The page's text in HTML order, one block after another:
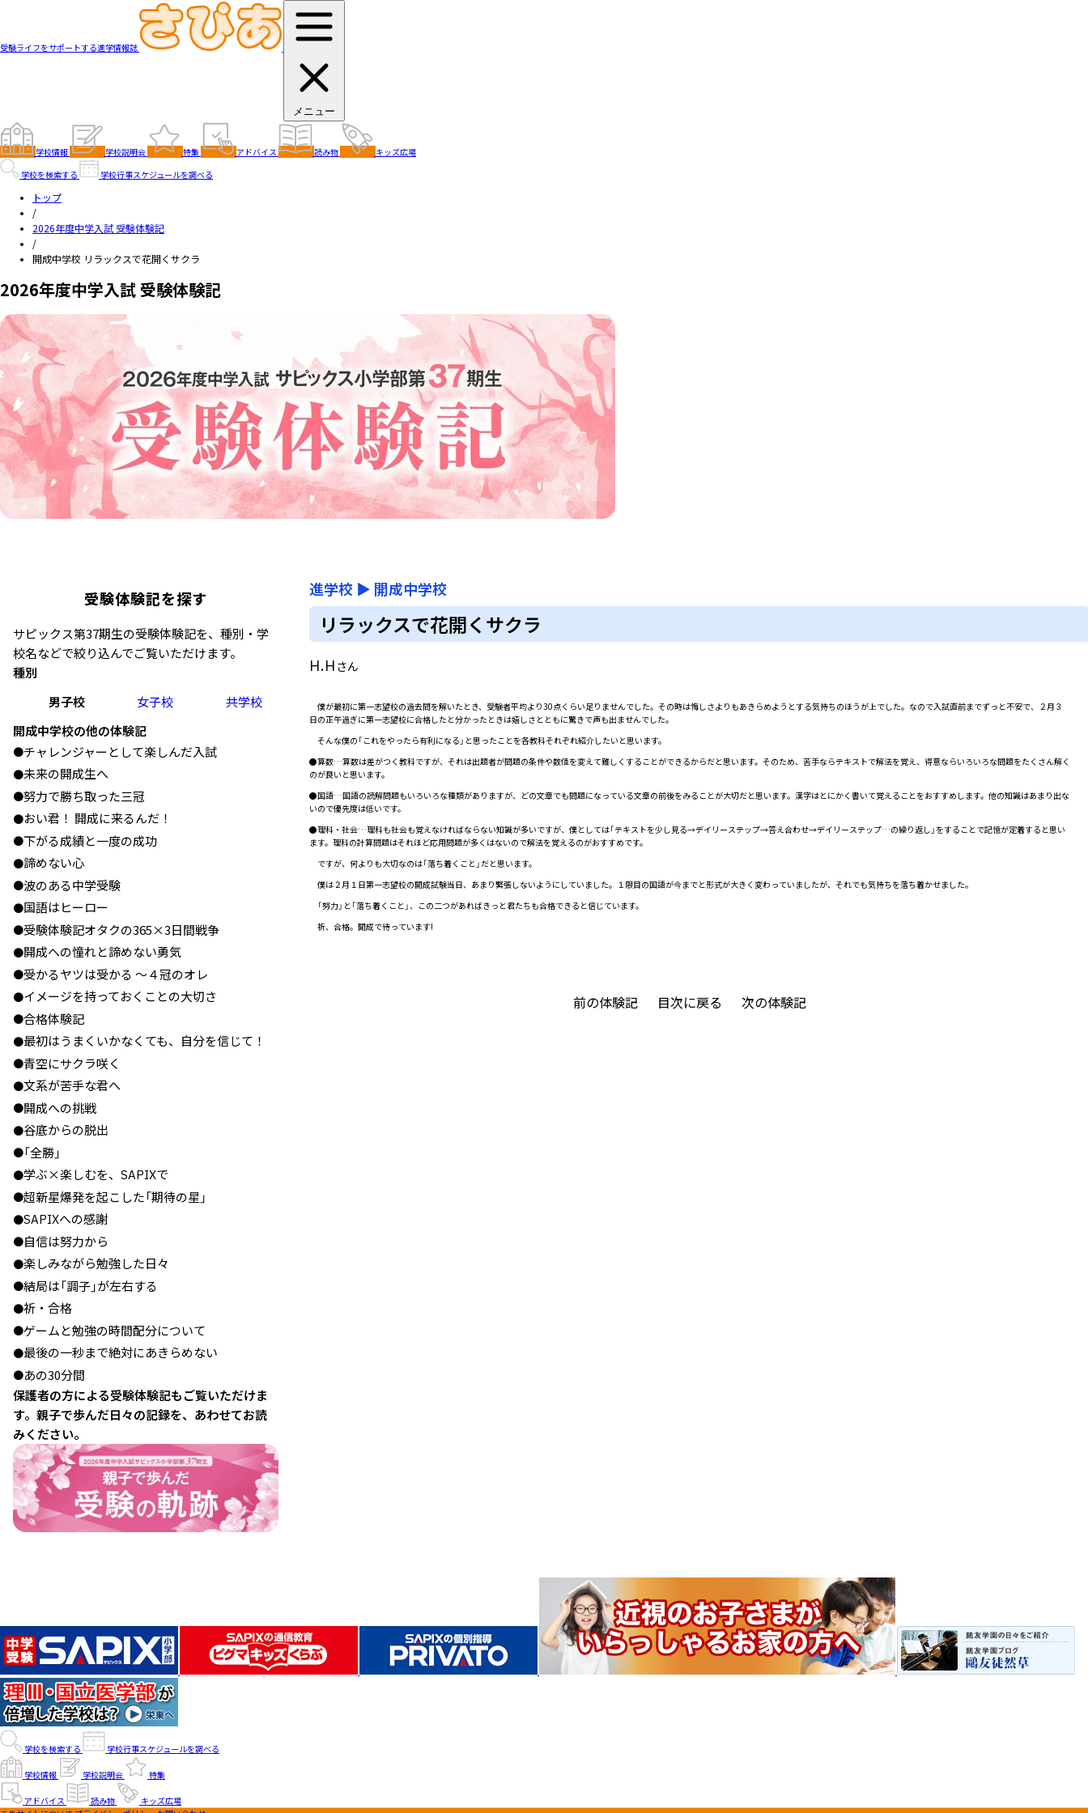
受験ライフをサポートする進学情報誌
メニュー
学校情報 学校説明会 特集 アドバイス 読み物
キッズ広場
学校を検索する
学校行事スケジュールを調べる
トップ
/
2026年度中学入試 受験体験記
/
開成中学校 リラックスで花開くサクラ
2026年度中学入試 受験体験記
受験体験記を探す
サピックス第37期生の受験体験記を、種別・学
校名などで絞り込んでご覧いただけます。
種別
男子校
女子校
共学校
開成中学校の他の体験記
●チャレンジャーとして楽しんだ入試
●未来の開成生へ
●努力で勝ち取った三冠
●おい君！ 開成に来るんだ！
●下がる成績と一度の成功
●諦めない心
●波のある中学受験
●国語はヒーロー
●受験体験記オタクの365×3日間戦争
●開成への憧れと諦めない勇気
●受かるヤツは受かる ～４冠のオレ
●イメージを持っておくことの大切さ
●合格体験記
●最初はうまくいかなくても、自分を信じて！
●青空にサクラ咲く
●文系が苦手な君へ
●開成への挑戦
●谷底からの脱出
●「全勝」
●学ぶ×楽しむを、SAPIXで
●超新星爆発を起こした「期待の星」
●SAPIXへの感謝
●自信は努力から
●楽しみながら勉強した日々
●結局は「調子」が左右する
●祈・合格
●ゲームと勉強の時間配分について
●最後の一秒まで絶対にあきらめない
●あの30分間
保護者の方による受験体験記もご覧いただけま
す。親子で歩んだ日々の記録を、あわせてお読
みください。
進学校 ▶ 開成中学校
リラックスで花開くサクラ
H.H さん
僕が最初に第一志望校の過去問を解いたとき、受験者平均より30点くらい足りませんでした。その時は悔しさよりもあきらめようとする気持ちのほうが上でした。なので入試直前までずっと不安で、２月３
日の正午過ぎに第一志望校に合格したと分かったときは嬉しさとともに驚きで声も出ませんでした。
そんな僕の「これをやったら有利になる」と思ったことを各教科それぞれ紹介したいと思います。
●算数…算数は差がつく教科ですが、それは出題者が問題の条件や数値を変えて難しくすることができるからだと思います。そのため、苦手ならテキストで解法を覚え、得意ならいろいろな問題をたくさん解く
のが良いと思います。
●国語…国語の読解問題もいろいろな種類がありますが、どの文章でも問題になっている文章の前後をみることが大切だと思います。漢字はとにかく書いて覚えることをおすすめします。他の知識はあまり出な
いので優先度は低いです。
●理科・社会…理科も社会も覚えなければならない知識が多いですが、僕としては「テキストを少し見る→デイリーステップ→答え合わせ→デイリーステップ…の繰り返し」をすることで記憶が定着すると思い
ます。理科の計算問題はそれほど応用問題が多くはないので解法を覚えるのがおすすめです。
ですが、何よりも大切なのは「落ち着くこと」だと思います。
僕は２月１日第一志望校の開成試験当日、あまり緊張しないようにしていました。１限目の国語が今までと形式が大きく変わっていましたが、それでも気持ちを落ち着かせました。
「努力」と「落ち着くこと」、この二つがあればきっと君たちも合格できると信じています。
祈、合格。開成で待っています!
前の体験記 目次に戻る 次の体験記
学校を検索する 学校行事スケジュールを調べる
学校情報 学校説明会 特集
アドバイス 読み物
キッズ広場